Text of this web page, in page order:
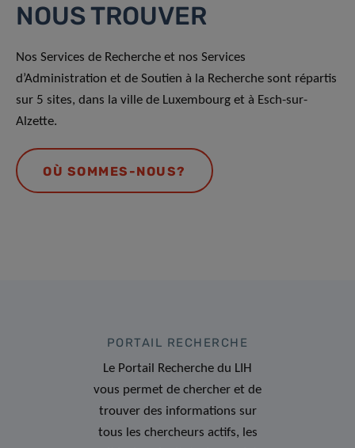
NOUS TROUVER
Nos Services de Recherche et nos Services
d’Administration et de Soutien à la Recherche sont répartis
sur 5 sites, dans la ville de Luxembourg et à Esch-sur-
Alzette.
OÙ SOMMES-NOUS?
PORTAIL RECHERCHE
Le Portail Recherche du LIH
vous permet de chercher et de
trouver des informations sur
tous les chercheurs actifs, les